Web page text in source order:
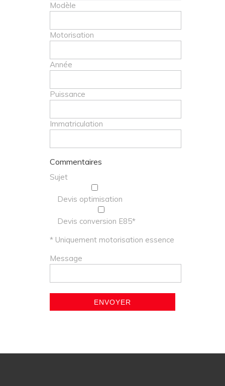
Modèle
Motorisation
Année
Puissance
Immatriculation
Commentaires
Sujet
Devis optimisation
Devis conversion E85*
* Uniquement motorisation essence
Message